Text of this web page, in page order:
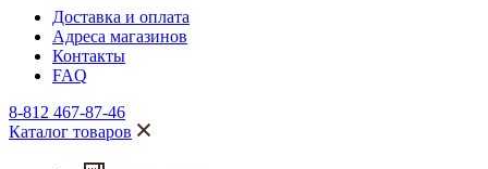
Доставка и оплата
Адреса магазинов
Контакты
FAQ
8-812 467-87-46
Каталог товаров